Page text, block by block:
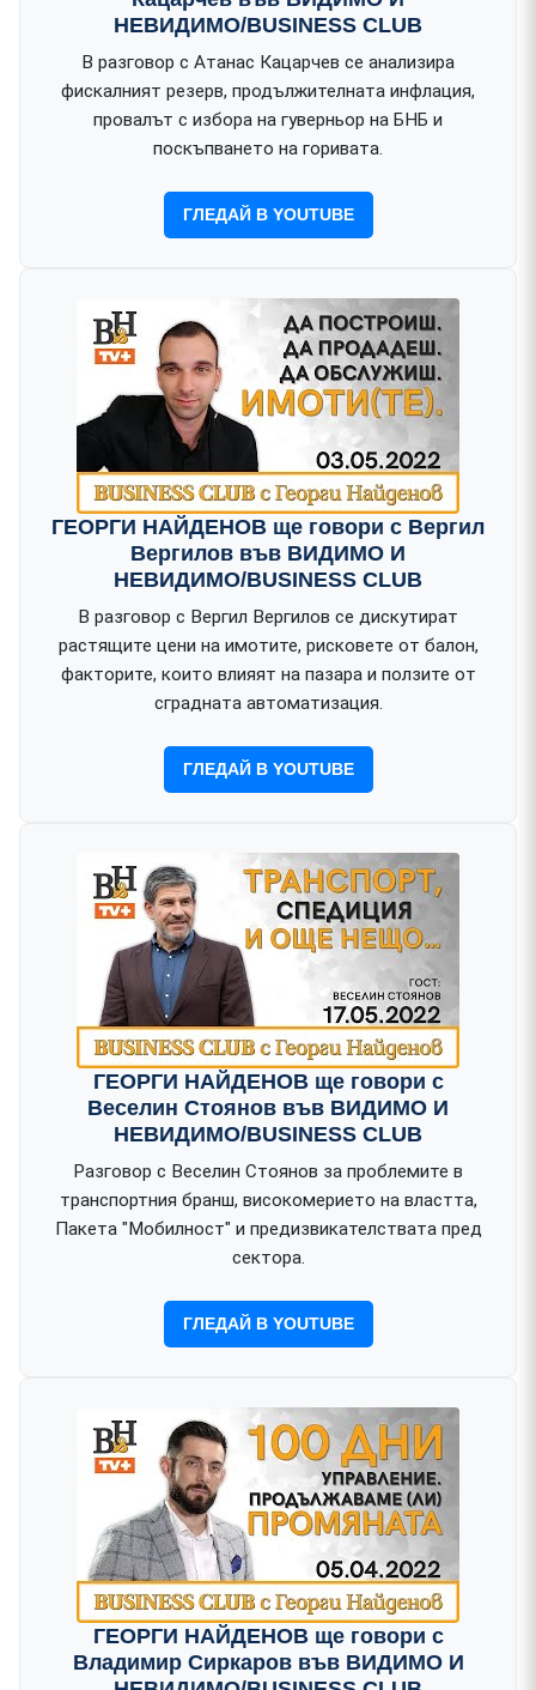
НЕВИДИМО/BUSINESS CLUB
В разговор с Атанас Кацарчев се анализира
фискалният резерв, продължителната инфлация,
провалът с избора на гуверньор на БНБ и
поскъпването на горивата.
ГЛЕДАЙ В YOUTUBE
ГЕОРГИ НАЙДЕНОВ ще говори с Вергил
Вергилов във ВИДИМО И
НЕВИДИМО/BUSINESS CLUB
В разговор с Вергил Вергилов се дискутират
растящите цени на имотите, рисковете от балон,
факторите, които влияят на пазара и ползите от
сградната автоматизация.
ГЛЕДАЙ В YOUTUBE
ГЕОРГИ НАЙДЕНОВ ще говори с
Веселин Стоянов във ВИДИМО И
НЕВИДИМО/BUSINESS CLUB
Разговор с Веселин Стоянов за проблемите в
транспортния бранш, високомерието на властта,
Пакета "Мобилност" и предизвикателствата пред
сектора.
ГЛЕДАЙ В YOUTUBE
ГЕОРГИ НАЙДЕНОВ ще говори с
Владимир Сиркаров във ВИДИМО И